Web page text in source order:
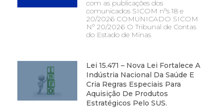
com as publicações dos
comunicados SICOM nºs 18 e
20/2026 COMUNICADO SICOM
Nº 20/2026 O Tribunal de Contas
do Estado de Minas
Lei 15.471 – Nova Lei Fortalece A
Indústria Nacional Da Saúde E
Cria Regras Especiais Para
Aquisição De Produtos
Estratégicos Pelo SUS.